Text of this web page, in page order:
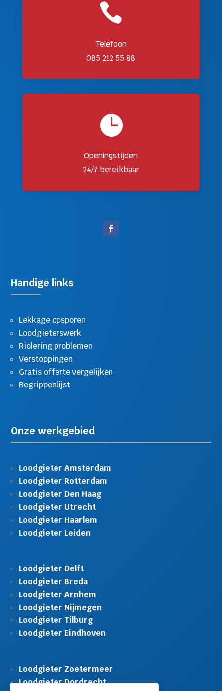

Telefoon
085 212 55 88

Openingstijden
24/7 bereikbaar
Handige links
Lekkage opsporen
Loodgieterswerk
Riolering problemen
Verstoppingen
Gratis offerte vergelijken
Begrippenlijst
Onze werkgebied
Loodgieter Amsterdam
Loodgieter Rotterdam
Loodgieter Den Haag
Loodgieter Utrecht
Loodgieter Haarlem
Loodgieter Leiden
Loodgieter Delft
Loodgieter Breda
Loodgieter Arnhem
Loodgieter Nijmegen
Loodgieter Tilburg
Loodgieter Eindhoven
Loodgieter Zoetermeer
Loodgieter Dordrecht